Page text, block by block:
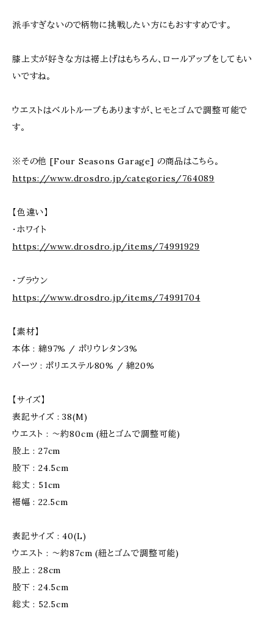
派手すぎないので柄物に挑戦したい方にもおすすめです。
膝上丈が好きな方は裾上げはもちろん、ロールアップをしてもい
いですね。
ウエストはベルトループもありますが、ヒモとゴムで調整可能で
す。
※その他 [Four Seasons Garage] の商品はこちら。
https://www.drosdro.jp/categories/764089
【色違い】
・ホワイト
https://www.drosdro.jp/items/74991929
・ブラウン
https://www.drosdro.jp/items/74991704
【素材】
本体 : 綿97% / ポリウレタン3%
パーツ : ポリエステル80% / 綿20%
【サイズ】
表記サイズ : 38(M)
ウエスト : 〜約80cm (紐とゴムで調整可能)
股上 : 27cm
股下 : 24.5cm
総丈 : 51cm
裾幅 : 22.5cm
表記サイズ : 40(L)
ウエスト : 〜約87cm (紐とゴムで調整可能)
股上 : 28cm
股下 : 24.5cm
総丈 : 52.5cm